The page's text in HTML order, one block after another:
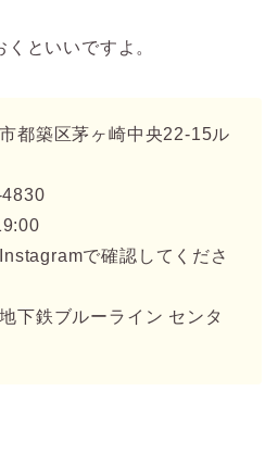
といいですよ。
都築区茅ヶ崎中央22-15ル
で確認してくださ
下鉄ブルーライン センタ